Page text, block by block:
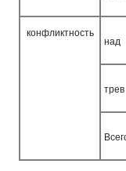
конфликтность
над
трев